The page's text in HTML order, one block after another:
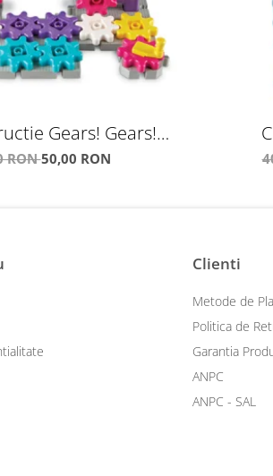
Gears! Gears!
Castle Gear
RON50,00 RON
Clienti
Metode de
Politica de
Garantia
ANPC
ANPC - SAL